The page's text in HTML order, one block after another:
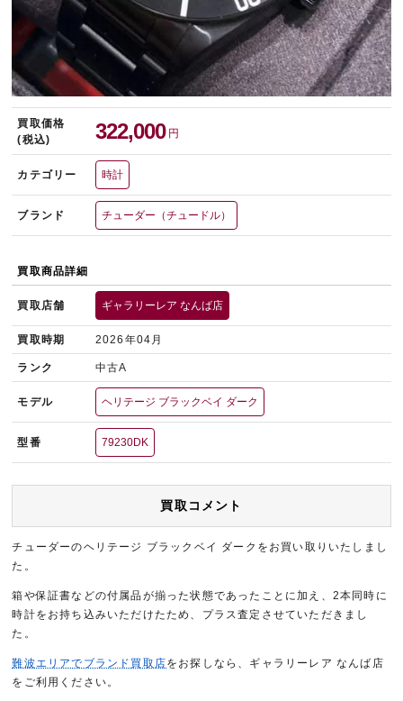
買取価格
(税込)
322,000 円
カテゴリー 時計
ブランド チューダー（チュードル）
買取商品詳細
買取店舗 ギャラリーレア なんば店
買取時期 2026年04月
ランク 中古A
モデル ヘリテージ ブラックベイ ダーク
型番 79230DK
買取コメント
チューダーのヘリテージ ブラックベイ ダークをお買い取りいたしまし
た。
箱や保証書などの付属品が揃った状態であったことに加え、2本同時に
時計をお持ち込みいただけたため、プラス査定させていただきまし
た。
難波エリアでブランド買取店をお探しなら、ギャラリーレア なんば店
をご利用ください。